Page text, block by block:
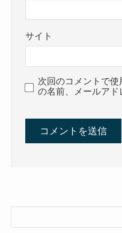
サイト
次回のコメントで
の名前、メールアド